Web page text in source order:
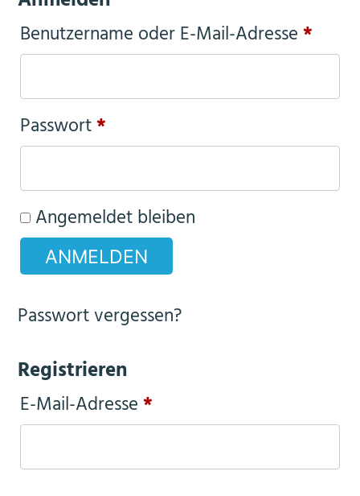
Benutzername oder E-Mail-Adresse*
Passwort*
Angemeldet bleiben
ANMELDEN
Passwort vergessen?
Registrieren
E-Mail-Adresse*